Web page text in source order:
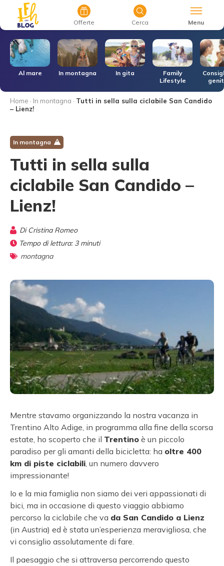
Menu
Cerca
Offerte
Al mare In montagna In gita
Family
Lifestyle
Home · In montagna · Tutti in sella sulla ciclabile San Candido
– Lienz!
In montagna
Tutti in sella sulla
ciclabile San Candido –
Lienz!
Di Cristina Romeo
Tempo di lettura: 3 minuti
montagna
Mentre stavamo organizzando la nostra vacanza in
Trentino Alto Adige, in programma alla fine della scorsa
estate, ho scoperto che il Trentino è un piccolo
paradiso per gli amanti della bicicletta: ha oltre 400
km di piste ciclabili, un numero davvero
impressionante!
Io e la mia famiglia non siamo dei veri appassionati di
bici, ma in occasione di questo viaggio abbiamo
percorso la ciclabile che va da San Candido a Lienz
(in Austria) ed è stata un’esperienza meravigliosa, che
vi consiglio assolutamente di fare.
Il paesaggio che si attraversa percorrendo questo